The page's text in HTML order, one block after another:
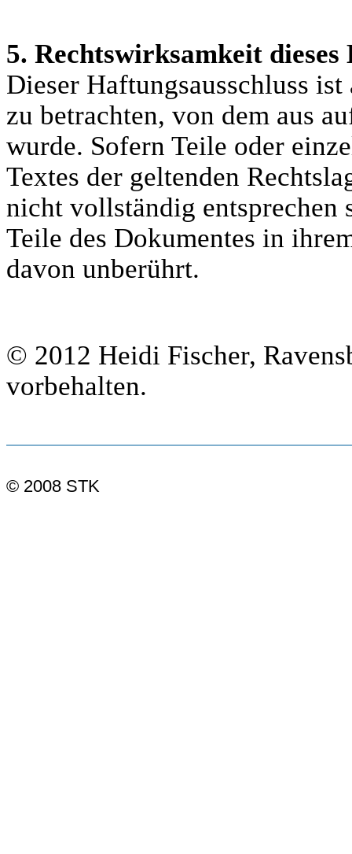
5. Rechtswirksamkeit dieses
Dieser Haftungsausschluss
zu betrachten, von dem aus
wurde. Sofern Teile oder
Textes der geltenden
nicht vollständig entsprechen
Teile des Dokumentes in
davon unberührt.
© 2012 Heidi Fischer,
vorbehalten.
© 2008 STK